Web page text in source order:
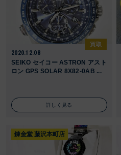
買取
2020.12.08
SEIKO セイコー ASTRON アスト
ロン GPS SOLAR 8X82-0AB ...
詳しく見る
錬金堂 藤沢本町店